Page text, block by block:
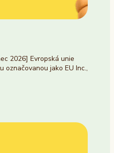
2026] Evropská unie
označovanou jako EU Inc.,